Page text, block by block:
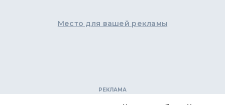
Место для вашей рекламы